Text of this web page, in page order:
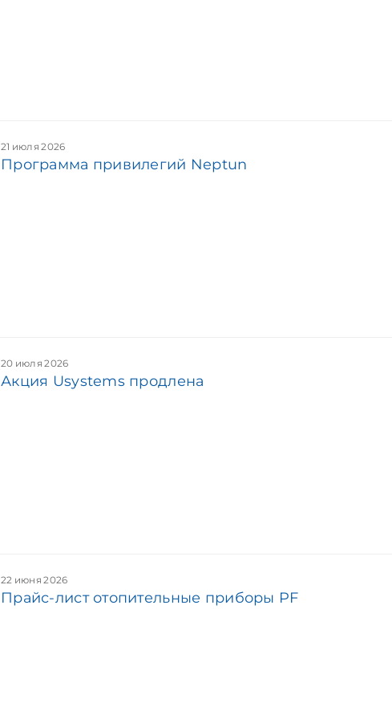
21 июля 2026
Программа привилегий Neptun
20 июля 2026
Акция Usystems продлена
22 июня 2026
Прайс-лист отопительные приборы PF